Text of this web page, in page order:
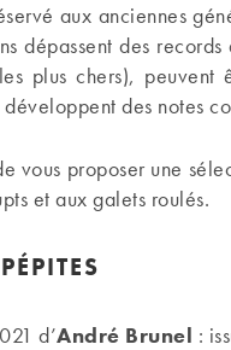
aux anciennes
dépassent des
plus chers), peuvent
des notes
vous proposer une
et aux galets roulés.
d’André Brunel :